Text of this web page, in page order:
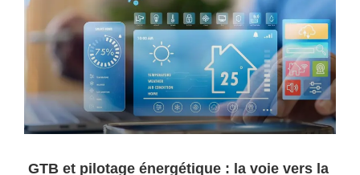
GTB et pilotage énergétique : la voie vers la